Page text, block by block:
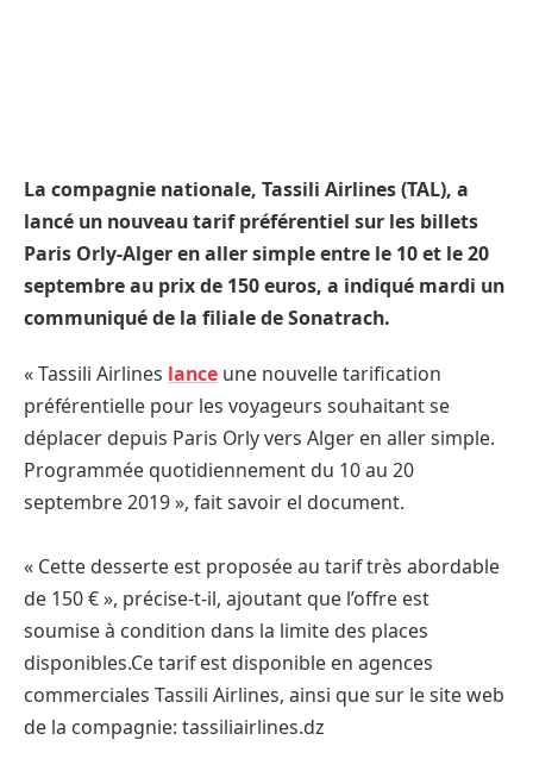
La compagnie nationale, Tassili Airlines (TAL), a
lancé un nouveau tarif préférentiel sur les billets
Paris Orly-Alger en aller simple entre le 10 et le 20
septembre au prix de 150 euros, a indiqué mardi un
communiqué de la filiale de Sonatrach.
« Tassili Airlines lance une nouvelle tarification
préférentielle pour les voyageurs souhaitant se
déplacer depuis Paris Orly vers Alger en aller simple.
Programmée quotidiennement du 10 au 20
septembre 2019 », fait savoir el document.
« Cette desserte est proposée au tarif très abordable
de 150 € », précise-t-il, ajoutant que l’offre est
soumise à condition dans la limite des places
disponibles.Ce tarif est disponible en agences
commerciales Tassili Airlines, ainsi que sur le site web
de la compagnie: tassiliairlines.dz